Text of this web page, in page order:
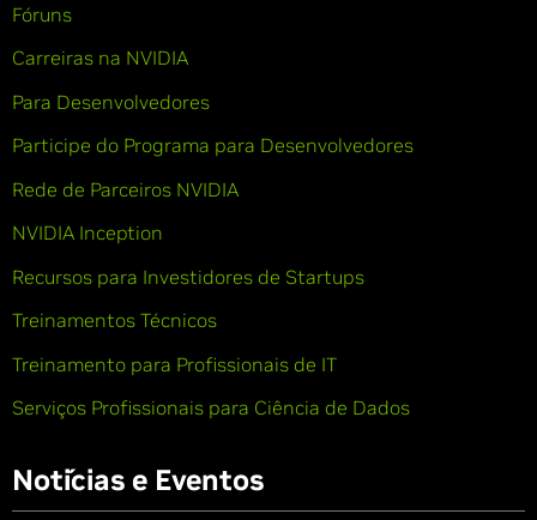
Fóruns
Carreiras na NVIDIA
Para Desenvolvedores
Participe do Programa para Desenvolvedores
Rede de Parceiros NVIDIA
NVIDIA Inception
Recursos para Investidores de Startups
Treinamentos Técnicos
Treinamento para Profissionais de IT
Serviços Profissionais para Ciência de Dados
Notícias e Eventos